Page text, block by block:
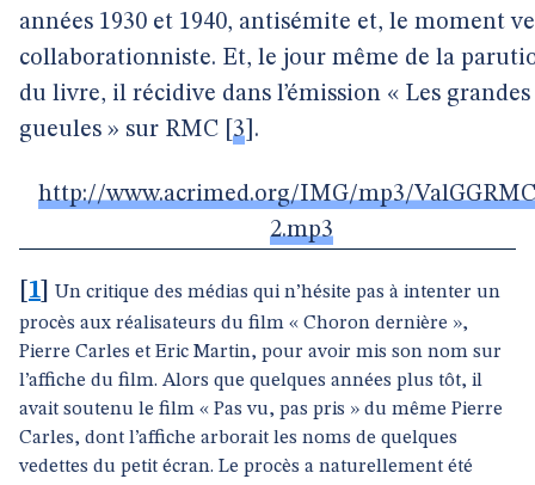
années 1930 et 1940, antisémite et, le moment
collaborationniste. Et, le jour même de la
du livre, il récidive dans l’émission « Les grandes
gueules » sur RMC 3 .
http://www.acrimed.org/IMG/mp3/
2.mp3
1
Un critique des médias qui n’hésite pas à intenter un
procès aux réalisateurs du film « Choron dernière »,
Pierre Carles et Eric Martin, pour avoir mis son nom sur
l’affiche du film. Alors que quelques années plus tôt, il
avait soutenu le film « Pas vu, pas pris » du même Pierre
Carles, dont l’affiche arborait les noms de quelques
vedettes du petit écran. Le procès a naturellement été